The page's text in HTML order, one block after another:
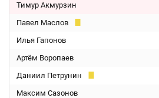
Тимур Акмурзин
Павел Маслов
Илья Гапонов
Артём Воропаев
Даниил Петрунин
Максим Сазонов